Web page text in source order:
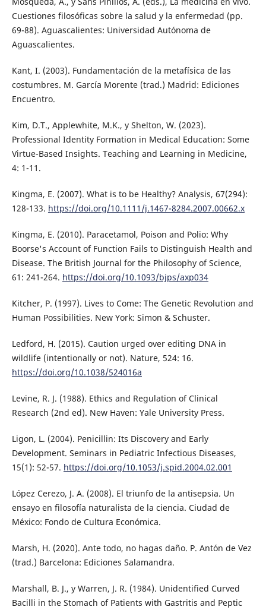
Cuestiones filosóficas sobre la salud y la enfermedad (pp.
69-88). Aguascalientes: Universidad Autónoma de
Aguascalientes.
Kant, I. (2003). Fundamentación de la metafísica de las
costumbres. M. García Morente (trad.) Madrid: Ediciones
Encuentro.
Kim, D.T., Applewhite, M.K., y Shelton, W. (2023).
Professional Identity Formation in Medical Education: Some
Virtue-Based Insights. Teaching and Learning in Medicine,
4: 1-11.
Kingma, E. (2007). What is to be Healthy? Analysis, 67(294):
128-133. https://doi.org/10.1111/j.1467-8284.2007.00662.x
Kingma, E. (2010). Paracetamol, Poison and Polio: Why
Boorse's Account of Function Fails to Distinguish Health and
Disease. The British Journal for the Philosophy of Science,
61: 241-264. https://doi.org/10.1093/bjps/axp034
Kitcher, P. (1997). Lives to Come: The Genetic Revolution and
Human Possibilities. New York: Simon & Schuster.
Ledford, H. (2015). Caution urged over editing DNA in
wildlife (intentionally or not). Nature, 524: 16.
https://doi.org/10.1038/524016a
Levine, R. J. (1988). Ethics and Regulation of Clinical
Research (2nd ed). New Haven: Yale University Press.
Ligon, L. (2004). Penicillin: Its Discovery and Early
Development. Seminars in Pediatric Infectious Diseases,
15(1): 52-57. https://doi.org/10.1053/j.spid.2004.02.001
López Cerezo, J. A. (2008). El triunfo de la antisepsia. Un
ensayo en filosofía naturalista de la ciencia. Ciudad de
México: Fondo de Cultura Económica.
Marsh, H. (2020). Ante todo, no hagas daño. P. Antón de Vez
(trad.) Barcelona: Ediciones Salamandra.
Marshall, B. J., y Warren, J. R. (1984). Unidentified Curved
Bacilli in the Stomach of Patients with Gastritis and Peptic